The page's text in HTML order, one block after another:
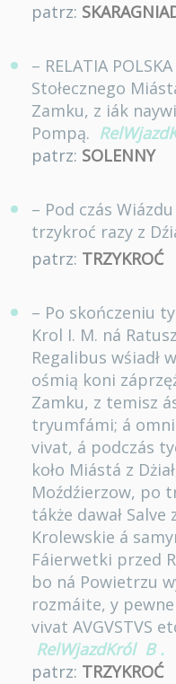
patrz:
– RELATIA
Stołecznego
Zamku, z iák
Pompą.
patrz: SOLENNY
– Pod czás
trzykroć razy z
patrz: TRZYKROĆ
– Po skończeniu
Krol I. M. ná
Regalibus wśiadł
ośmią koni
Zamku, z temisz
tryumfámi; á
vivat, á podczás
koło Miástá z
Moźdźierzow, po
tákże dawał
Krolewskie á
Fáierwetki przed
bo ná Powietrzu
rozmáite, y
vivat AVGVSTVS
RelWjazdKról B .
patrz: TRZYKROĆ